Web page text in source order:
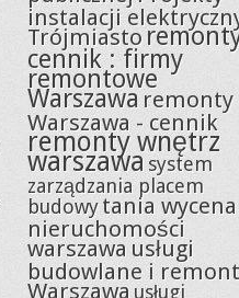
instalacji
Trójmiasto
cennik : firmy
remontowe
Warszawa remonty
Warszawa - cennik
remonty wnętrz
warszawasystem
zarządzania placem
budowytania wycena
nieruchomości
warszawa usługi
budowlane i
Warszawa usługi